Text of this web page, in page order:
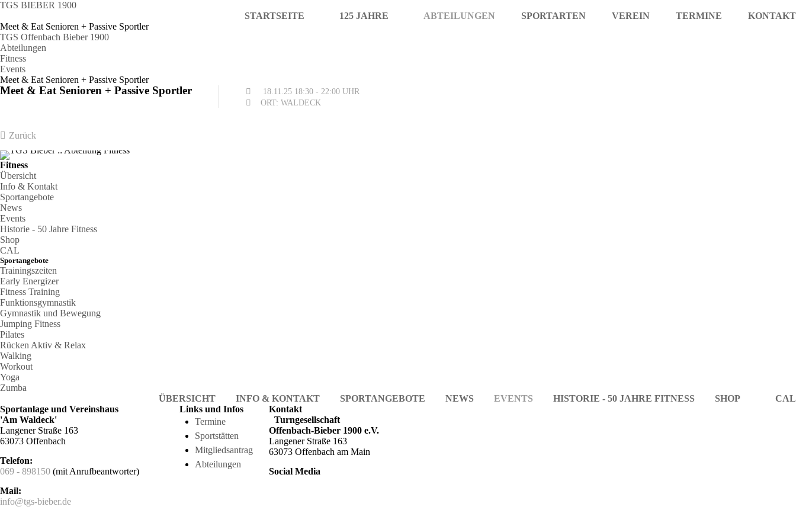
TGS BIEBER 1900
STARTSEITE
125 JAHRE ABTEILUNGEN SPORTARTEN VEREIN TERMINE
KONTAKT
Meet & Eat Senioren + Passive Sportler
TGS Offenbach Bieber 1900
Abteilungen
Fitness
Events
Meet & Eat Senioren + Passive Sportler
Meet & Eat Senioren + Passive Sportler 18.11.25 18:30 - 22:00 UHR
ORT: WALDECK
Zurück
Fitness
Übersicht
Info & Kontakt
Sportangebote
News
Events
Historie - 50 Jahre Fitness
Shop
CAL
Sportangebote
Trainingszeiten
Early Energizer
Fitness Training
Funktionsgymnastik
Gymnastik und Bewegung
Jumping Fitness
Pilates
Rücken Aktiv & Relax
Walking
Workout
Yoga
Zumba
ÜBERSICHT
INFO & KONTAKT SPORTANGEBOTE NEWS EVENTS HISTORIE - 50 JAHRE FITNESS SHOP
CAL
Sportanlage und Vereinshaus
'Am Waldeck'
Langener Straße 163
63073 Offenbach
Telefon:
069 - 898150 (mit Anrufbeantworter)
Mail:
info@tgs-bieber.de
Links und Infos
Termine
Sportstätten
Mitgliedsantrag
Abteilungen
Kontakt
Turngesellschaft
Offenbach-Bieber 1900 e.V.
Langener Straße 163
63073 Offenbach am Main
Social Media